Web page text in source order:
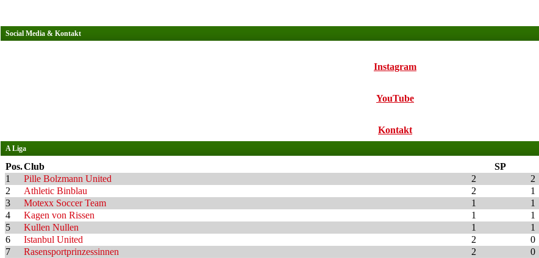
Social Media & Kontakt
Instagram
YouTube
Kontakt
A Liga
Pos.Club SP
1
Pille Bolzmann United 2 2
2
Athletic Binblau 2 1
3
Motexx Soccer Team 1 1
4
Kagen von Rissen 1 1
5
Kullen Nullen 1 1
6
Istanbul United 2 0
7
Rasensportprinzessinnen 2 0